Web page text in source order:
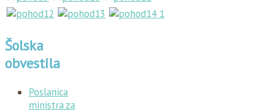
Šolska
obvestila
Poslanica
ministra za